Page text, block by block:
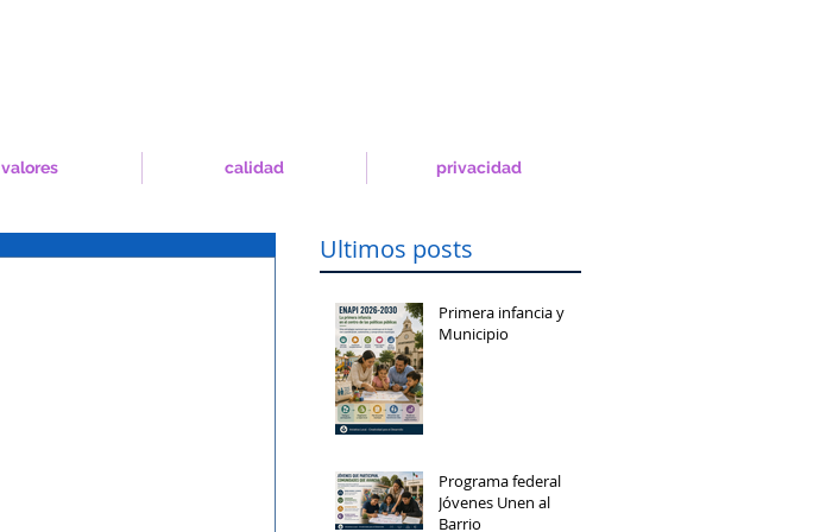
valores calidad privacidad
Ultimos posts
Primera infancia y
Municipio
Programa federal
Jóvenes Unen al
Barrio